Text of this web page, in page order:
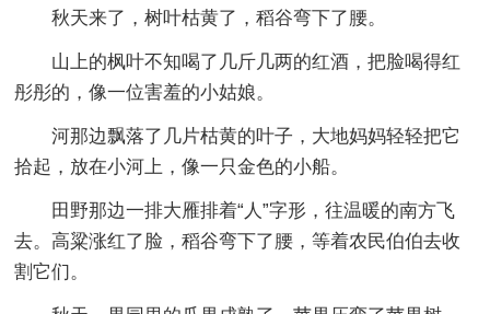
秋天来了，树叶枯黄了，稻谷弯下了腰。
山上的枫叶不知喝了几斤几两的红酒，把脸喝得红
彤彤的，像一位害羞的小姑娘。
河那边飘落了几片枯黄的叶子，大地妈妈轻轻把它
拾起，放在小河上，像一只金色的小船。
田野那边一排大雁排着“人”字形，往温暖的南方飞
去。高粱涨红了脸，稻谷弯下了腰，等着农民伯伯去收
割它们。